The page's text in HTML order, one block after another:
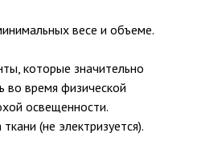
весе и объеме.
которые значительно
во время физической
освещенности.
(не электризуется).